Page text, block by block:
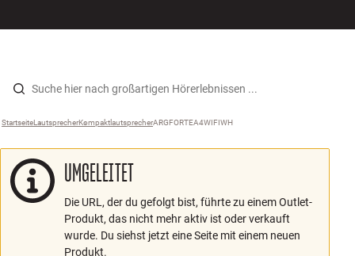
Zum Inhalt wechseln
Lautsprecher
Kopfhörer
Surround
Startseite ›
Lautsprecher ›
Kompaktlautsprecher ›
ARGFORTEA4WIFIWH
UMGELEITET
Die URL, der du gefolgt bist, führte zu einem Outlet-
Produkt, das nicht mehr aktiv ist oder verkauft
wurde. Du siehst jetzt eine Seite mit einem neuen
Produkt.